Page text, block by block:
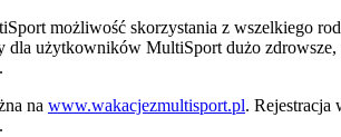
możliwość skorzystania z wszelkiego
dla użytkowników MultiSport dużo
na www.wakacjezmultisport.pl. Rejestracja
.